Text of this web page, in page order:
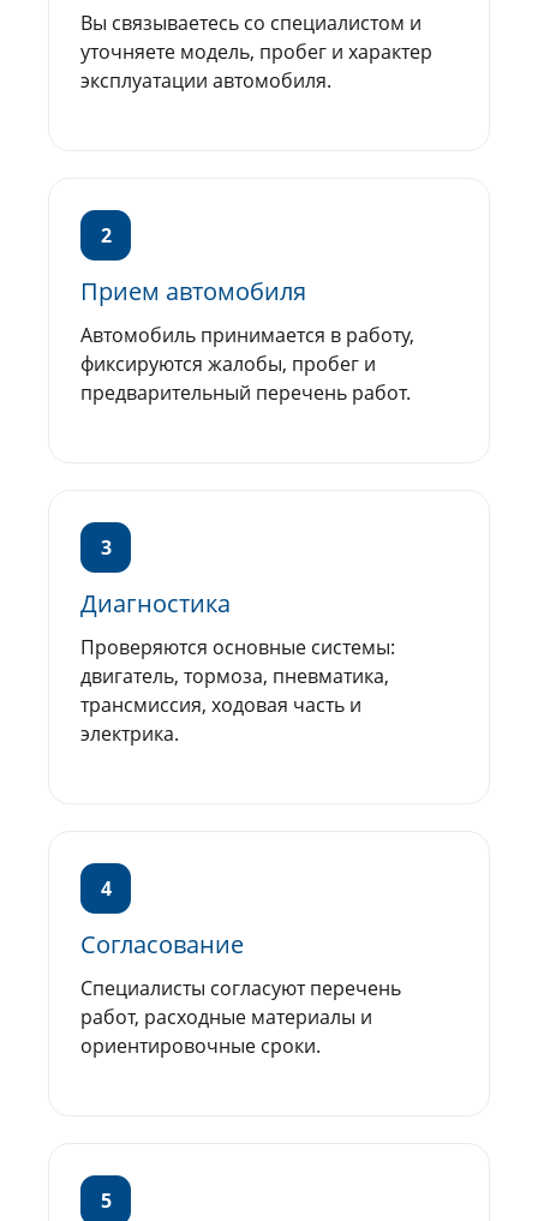
Вы связываетесь со специалистом и
уточняете модель, пробег и характер
эксплуатации автомобиля.
2
Прием автомобиля
Автомобиль принимается в работу,
фиксируются жалобы, пробег и
предварительный перечень работ.
3
Диагностика
Проверяются основные системы:
двигатель, тормоза, пневматика,
трансмиссия, ходовая часть и
электрика.
4
Согласование
Специалисты согласуют перечень
работ, расходные материалы и
ориентировочные сроки.
5